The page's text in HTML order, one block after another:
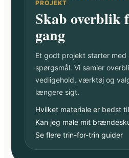
PROJEKT
Skab overblik
gang
Et godt projekt starter med
spørgsmål. Vi samler
vedligehold, værktøj og
længere sigt.
Hvilket materiale er bedst
Kan jeg male mit
Se flere trin-for-trin guider